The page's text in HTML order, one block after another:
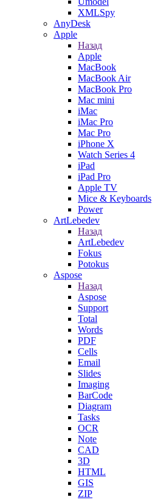
XMLSpy
AnyDesk
Apple
Назад
Apple
MacBook
MacBook Air
MacBook Pro
Mac mini
iMac
iMac Pro
Mac Pro
iPhone X
Watch Series 4
iPad
iPad Pro
Apple TV
Mice & Keyboards
Power
ArtLebedev
Назад
ArtLebedev
Fokus
Potokus
Aspose
Назад
Aspose
Support
Total
Words
PDF
Cells
Email
Slides
Imaging
BarCode
Diagram
Tasks
OCR
Note
CAD
3D
HTML
GIS
ZIP